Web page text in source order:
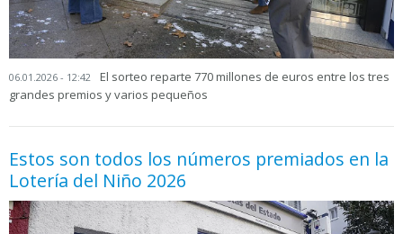
06.01.2026 - 12:42
El sorteo reparte 770 millones de euros entre los tres
grandes premios y varios pequeños
Estos son todos los números premiados en la
Lotería del Niño 2026